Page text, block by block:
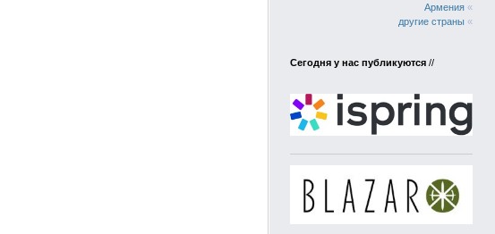
Армения «
другие страны «
Сегодня у нас публикуются //